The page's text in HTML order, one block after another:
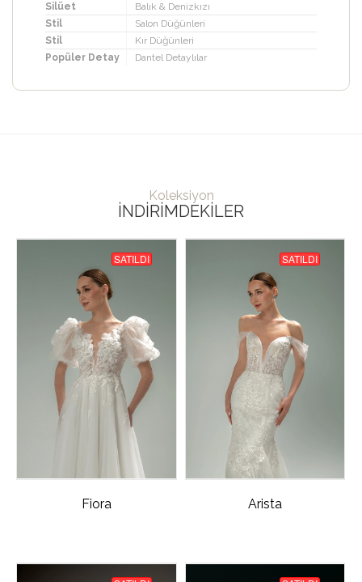
Silüet
Balık & Denizkızı
Stil
Salon Düğünleri
Stil
Kır Düğünleri
Popüler Detay
Dantel Detaylılar
Koleksiyon
İNDIRIMDEKILER
SATILDI
Fiora
SATILDI
Arista